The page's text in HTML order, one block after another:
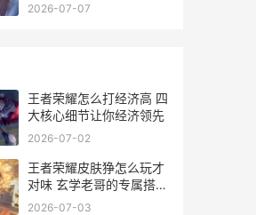
2026-07-07
王者荣耀怎么打经济高 四
大核心细节让你经济领先
2026-07-02
王者荣耀皮肤狰怎么玩才
对味 玄学老哥的专属搭配
心得
2026-07-03